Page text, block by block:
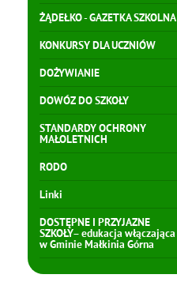
ŻĄDEŁKO - GAZETKA SZKOLNA
KONKURSY DLA UCZNIÓW
DOŻYWIANIE
DOWÓZ DO SZKOŁY
STANDARDY OCHRONY
MAŁOLETNICH
RODO
Linki
DOSTĘPNE I PRZYJAZNE
SZKOŁY– edukacja włączająca
w Gminie Małkinia Górna